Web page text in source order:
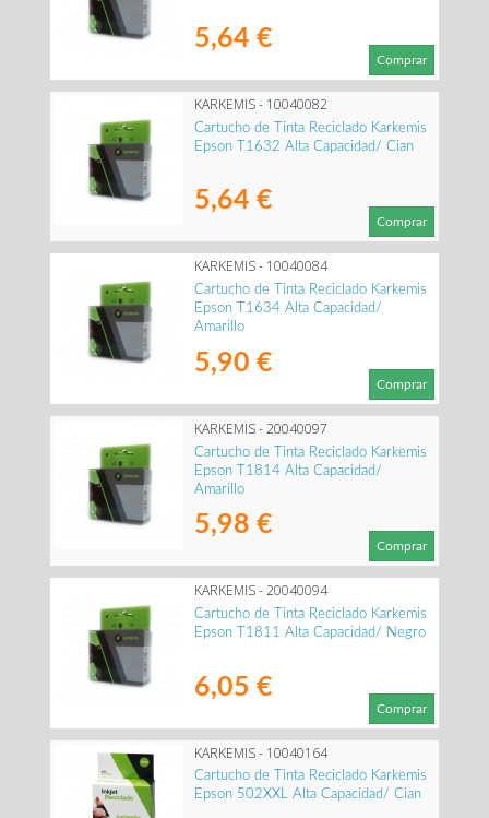
5,64 €
Comprar
KARKEMIS - 10040082
Cartucho de Tinta Reciclado Karkemis
Epson T1632 Alta Capacidad/ Cian
5,64 €
Comprar
KARKEMIS - 10040084
Cartucho de Tinta Reciclado Karkemis
Epson T1634 Alta Capacidad/
Amarillo
5,90 €
Comprar
KARKEMIS - 20040097
Cartucho de Tinta Reciclado Karkemis
Epson T1814 Alta Capacidad/
Amarillo
5,98 €
Comprar
KARKEMIS - 20040094
Cartucho de Tinta Reciclado Karkemis
Epson T1811 Alta Capacidad/ Negro
6,05 €
Comprar
KARKEMIS - 10040164
Cartucho de Tinta Reciclado Karkemis
Epson 502XXL Alta Capacidad/ Cian